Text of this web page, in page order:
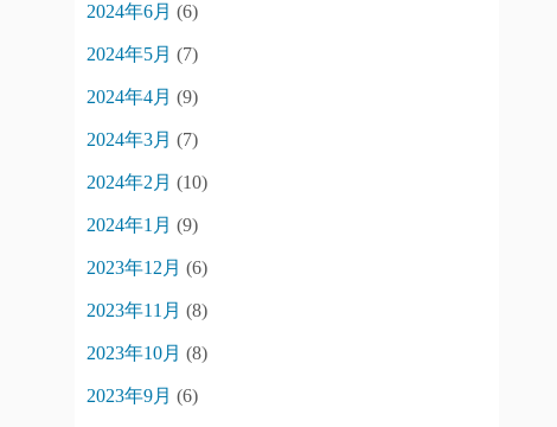
2024年6月 (6)
2024年5月 (7)
2024年4月 (9)
2024年3月 (7)
2024年2月 (10)
2024年1月 (9)
2023年12月 (6)
2023年11月 (8)
2023年10月 (8)
2023年9月 (6)